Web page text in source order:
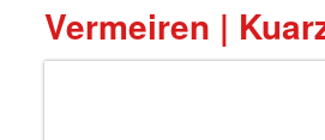
Vermeiren |